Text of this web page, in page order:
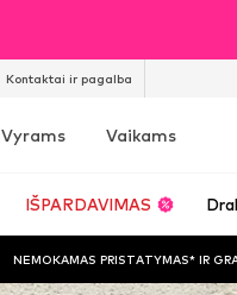
Kontaktai ir pagalba
Vyrams Vaikams
IŠPARDAVIMAS
NEMOKAMAS PRISTATYMAS* IR